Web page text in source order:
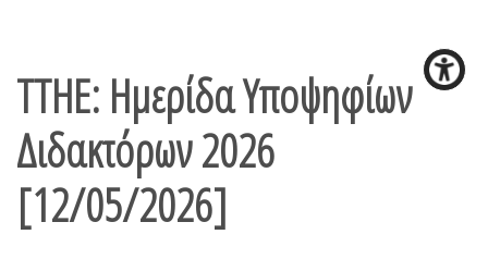
ΤΤΗΕ: Ημερίδα Υποψηφίων
Διδακτόρων 2026
[12/05/2026]